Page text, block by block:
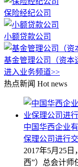
保险经纪公司
小额贷款公司
基金管理公司（资本
进入业务频道>>
热点新闻 Hot news
中国华西企业
保理公司进行
2017年5月25
西”）总会计师